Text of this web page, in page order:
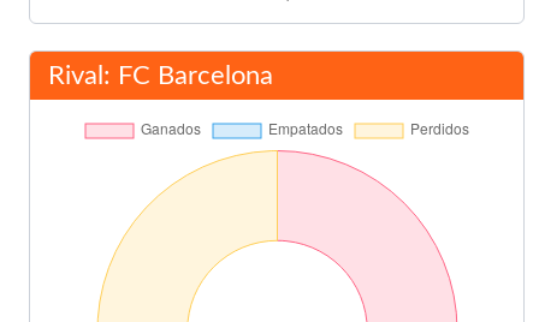
Final del partido 90'
Rival: FC Barcelona